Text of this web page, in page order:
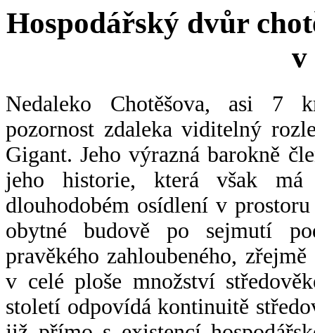
Hospodářský dvůr
v
Nedaleko Chotěšova, asi 7
pozornost zdaleka viditelný
Gigant. Jeho výrazná barokně
jeho historie, která však
dlouhodobém osídlení v
obytné budově po sejmutí
pravěkého zahloubeného,
v celé ploše množství
století odpovídá kontinuitě